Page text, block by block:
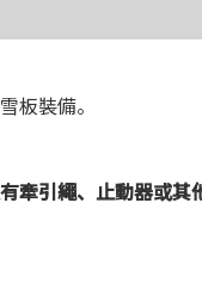
板裝備。
引繩、止動器或其